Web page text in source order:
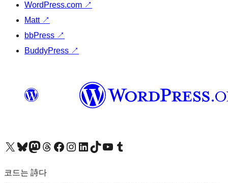
WordPress.com ↗
Matt ↗
bbPress ↗
BuddyPress ↗
X(이전 트위터) 계정 방문하기블루스카이 계정 방문하기마스토돈 계정 방문하기스레드 계정 방문하기 페이스북 페이지 방문하기인스타그램 계정 방문하기 LinkedIn 계정 방문하기틱톡 계정 방문하기유튜브 채널 방문하기 텀블러 계정 방문하기
코드는 詩다